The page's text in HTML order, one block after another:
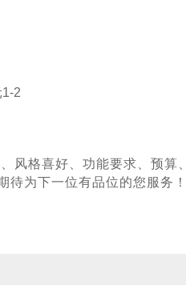
2
风格喜好、功能要求、预算、
为下一位有品位的您服务！